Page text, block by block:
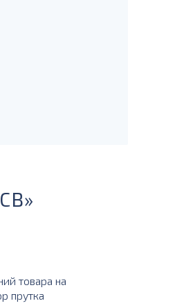
товара на
прутка